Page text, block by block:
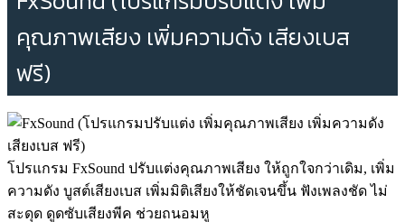
คุณภาพเสียง เพิ่มความดัง เสียงเบส
ฟรี)
โปรแกรม FxSound ปรับแต่งคุณภาพเสียง ให้ถูกใจกว่าเดิม, เพิ่ม
ความดัง บูสต์เสียงเบส เพิ่มมิติเสียงให้ชัดเจนขึ้น ฟังเพลงชัด ไม่
สะดุด ดูดซับเสียงพีค ช่วยถนอมหู